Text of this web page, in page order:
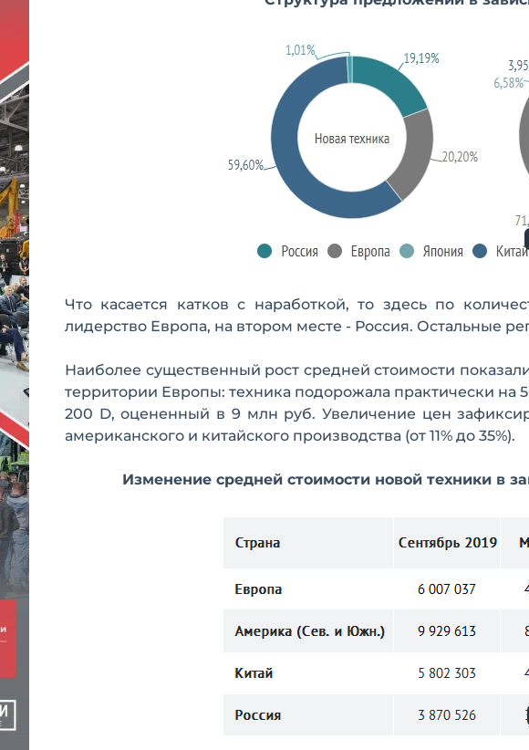
Что касается катков с наработкой, то здесь по
лидерство Европа, на втором месте - Россия. Остальные
Наиболее существенный рост средней стоимости
территории Европы: техника подорожала практически на
200 D, оцененный в 9 млн руб. Увеличение цен
американского и китайского производства (от 11% до 35%).
Изменение средней стоимости новой техники в